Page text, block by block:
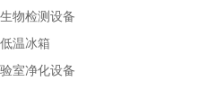
物检测设备
温冰箱
室净化设备